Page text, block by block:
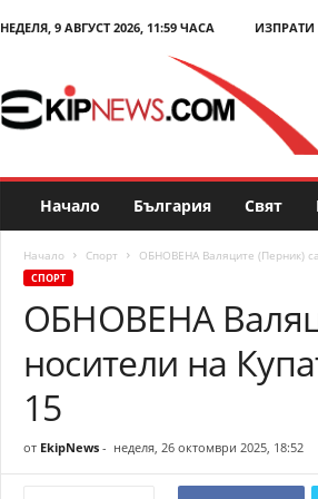
НЕДЕЛЯ, 9 АВГУСТ 2026, 11:59 ЧАСА
E
p
N
и
Начало България Свят
Начало Спорт ОБНОВЕНА Валяците (Перник)
СПОРТ
ОБНОВЕНА
носители на
15
от EkipNews- неделя, 26 октомври 2025, 18:52